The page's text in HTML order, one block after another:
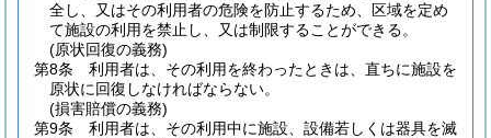
全し、又はその利用者の危険を防止するため、区域を定め
て施設の利用を禁止し、又は制限することができる。
(原状回復の義務)
第8条
利用者は、その利用を終わったときは、直ちに施設を
原状に回復しなければならない。
(損害賠償の義務)
第9条
利用者は、その利用中に施設、設備若しくは器具を滅